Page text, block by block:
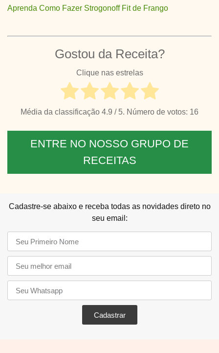
Aprenda Como Fazer Strogonoff Fit de Frango
Gostou da Receita?
Clique nas estrelas
Média da classificação 4.9 / 5. Número de votos: 16
ENTRE NO NOSSO GRUPO DE
RECEITAS
Cadastre-se abaixo e receba todas as novidades direto no
seu email:
Cadastrar